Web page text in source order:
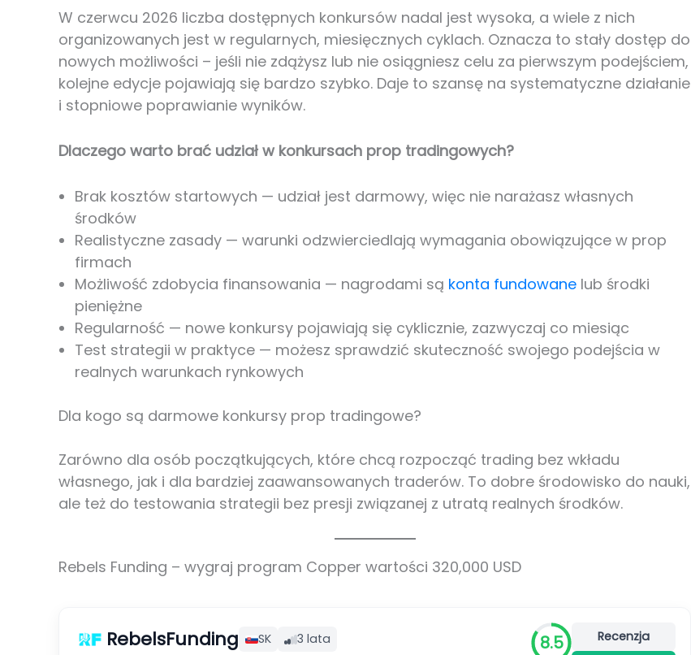
W czerwcu 2026 liczba dostępnych konkursów nadal jest wysoka, a wiele z nich
organizowanych jest w regularnych, miesięcznych cyklach. Oznacza to stały dostęp do
nowych możliwości – jeśli nie zdążysz lub nie osiągniesz celu za pierwszym podejściem,
kolejne edycje pojawiają się bardzo szybko. Daje to szansę na systematyczne działanie
i stopniowe poprawianie wyników.
Dlaczego warto brać udział w konkursach prop tradingowych?
Brak kosztów startowych — udział jest darmowy, więc nie narażasz własnych
środków
Realistyczne zasady — warunki odzwierciedlają wymagania obowiązujące w prop
firmach
Możliwość zdobycia finansowania — nagrodami są konta fundowane lub środki
pieniężne
Regularność — nowe konkursy pojawiają się cyklicznie, zazwyczaj co miesiąc
Test strategii w praktyce — możesz sprawdzić skuteczność swojego podejścia w
realnych warunkach rynkowych
Dla kogo są darmowe konkursy prop tradingowe?
Zarówno dla osób początkujących, które chcą rozpocząć trading bez wkładu
własnego, jak i dla bardziej zaawansowanych traderów. To dobre środowisko do nauki,
ale też do testowania strategii bez presji związanej z utratą realnych środków.
Rebels Funding – wygraj program Copper wartości 320,000 USD
RebelsFunding SK 3 lata 8.5
Recenzja